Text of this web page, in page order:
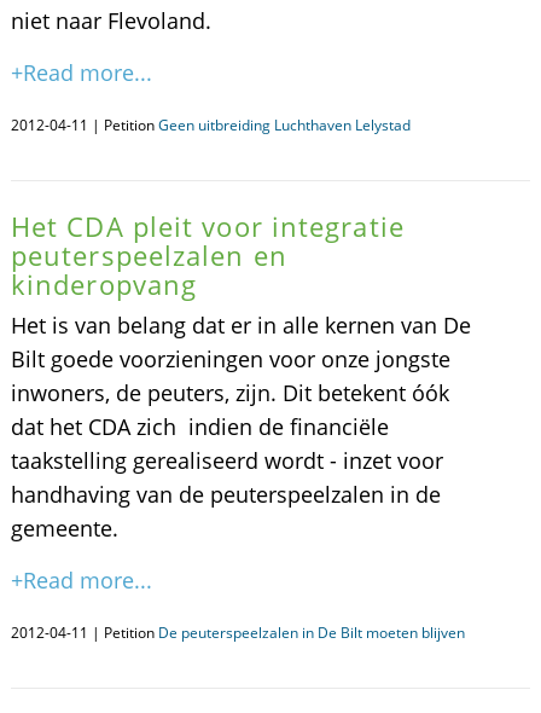
niet naar Flevoland.
+Read more...
2012-04-11 | PetitionGeen uitbreiding Luchthaven Lelystad
Het CDA pleit voor integratie
peuterspeelzalen en
kinderopvang
Het is van belang dat er in alle kernen van De
Bilt goede voorzieningen voor onze jongste
inwoners, de peuters, zijn. Dit betekent óók
dat het CDA zich  indien de financiële
taakstelling gerealiseerd wordt - inzet voor
handhaving van de peuterspeelzalen in de
gemeente.
+Read more...
2012-04-11 | Petition De peuterspeelzalen in De Bilt moeten blijven